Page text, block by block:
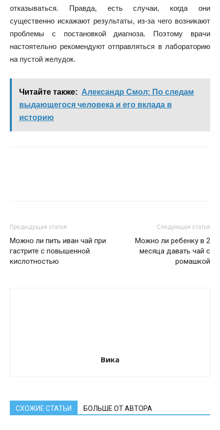
отказываться. Правда, есть случаи, когда они
существенно искажают результаты, из-за чего возникают
проблемы с постановкой диагноза. Поэтому врачи
настоятельно рекомендуют отправляться в лабораторию
на пустой желудок.
Читайте также: Александр Смол: По следам
выдающегося человека и его вклада в
историю
Предыдущая статья
Можно ли пить иван чай при
гастрите с повышенной
кислотностью
Следующая статья
Можно ли ребенку в 2
месяца давать чай с
ромашкой
Вика
СХОЖИЕ СТАТЬИ БОЛЬШЕ ОТ АВТОРА